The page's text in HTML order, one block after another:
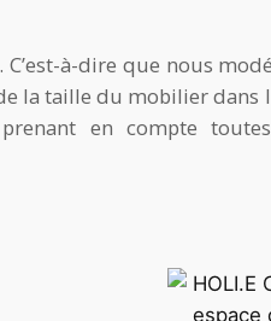
C’est-à-dire que nous
la taille du mobilier dans
en compte